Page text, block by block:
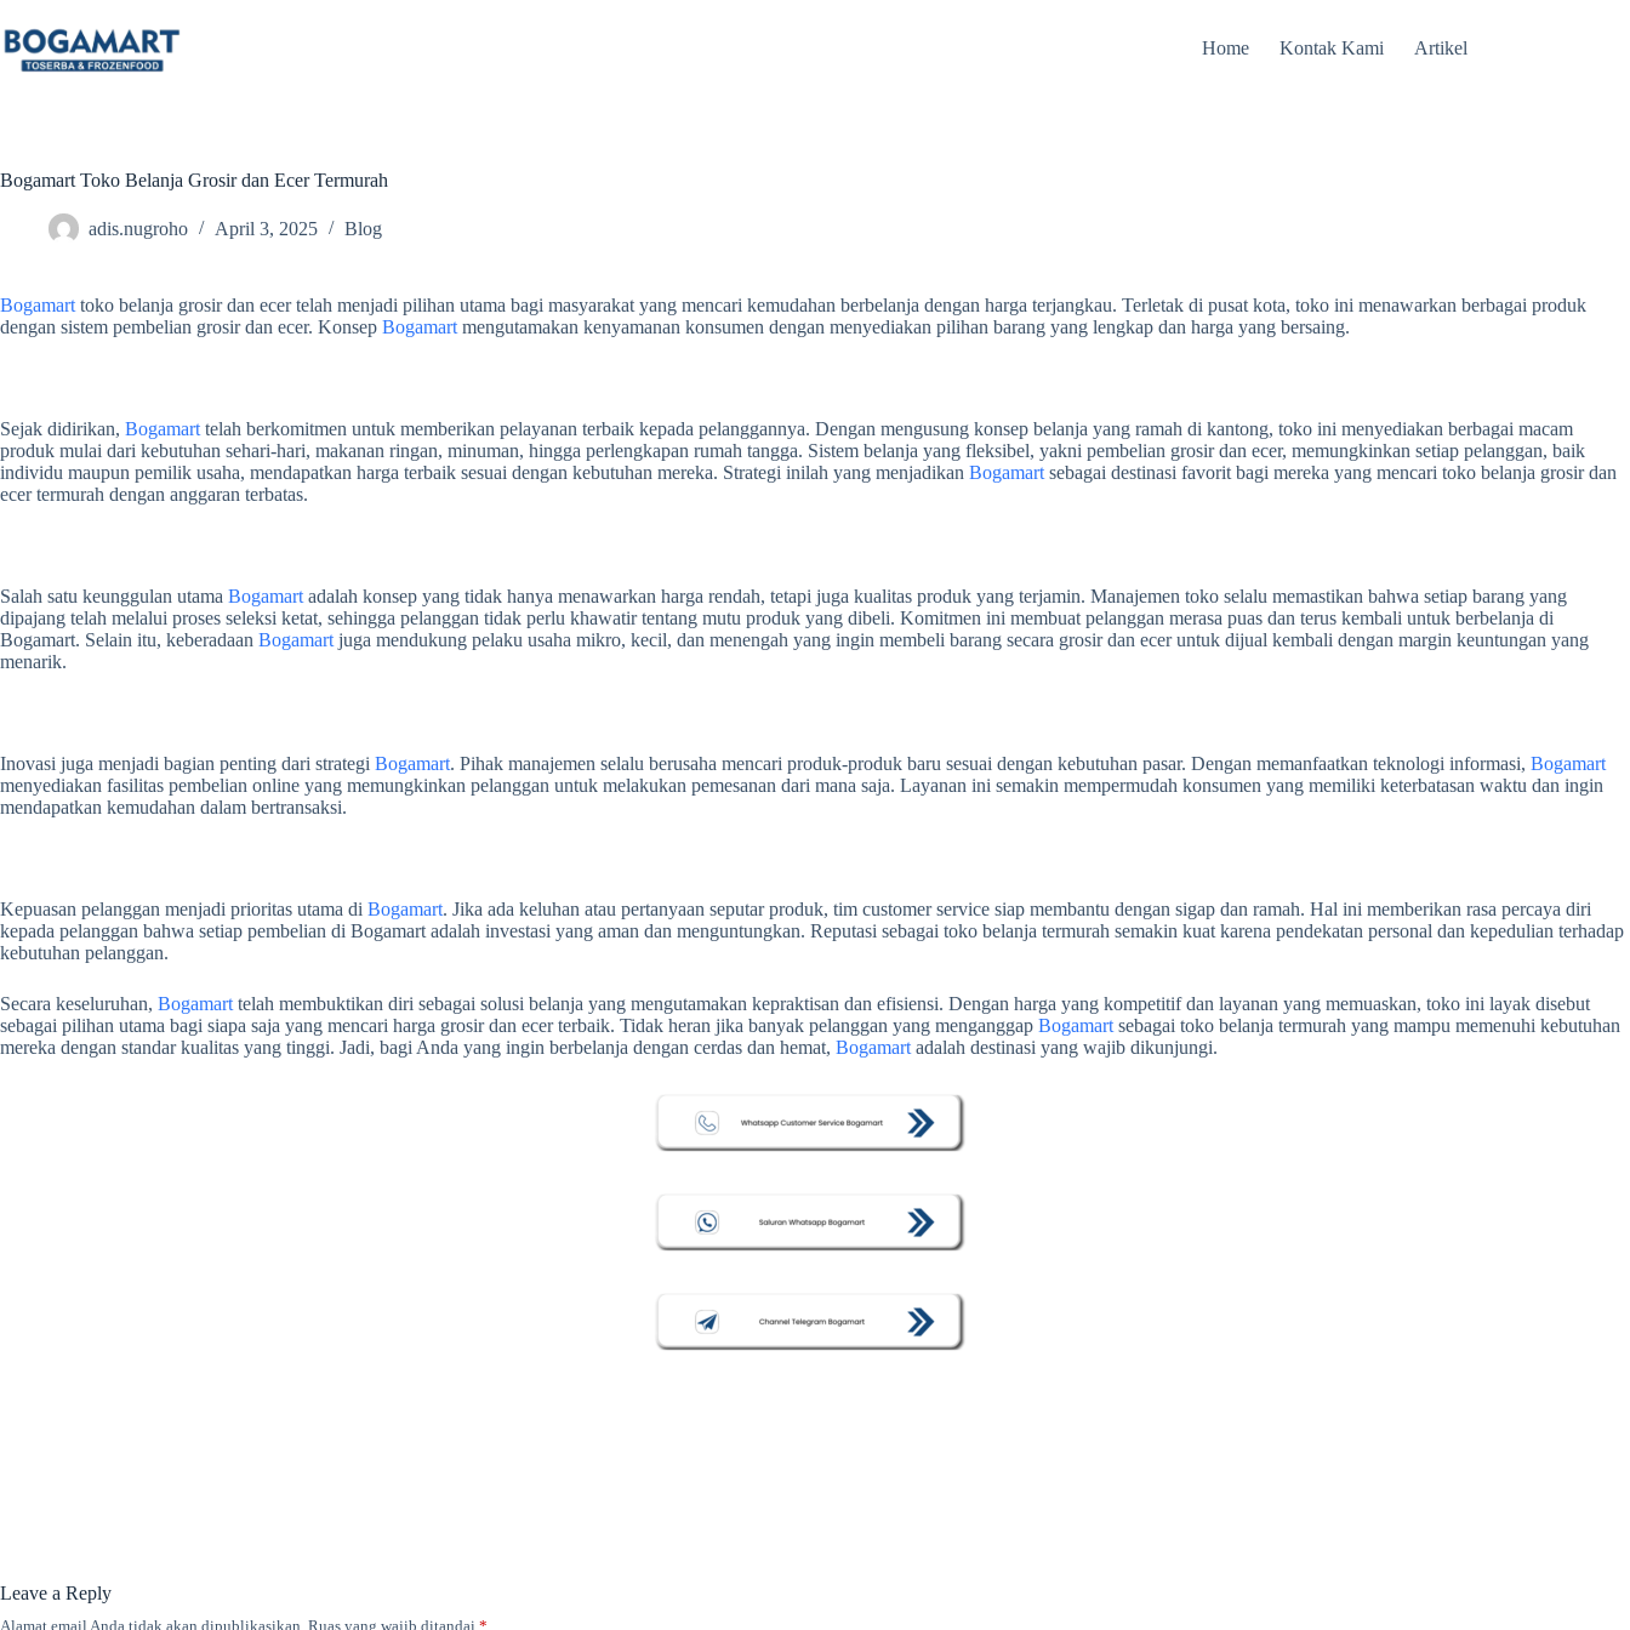
Home Kontak Kami Artikel
Bogamart Toko Belanja Grosir dan Ecer Termurah
adis.nugroho April 3, 2025 Blog
Bogamart toko belanja grosir dan ecer telah menjadi pilihan utama bagi masyarakat yang mencari kemudahan berbelanja dengan harga terjangkau. Terletak di pusat kota, toko ini menawarkan berbagai produk
dengan sistem pembelian grosir dan ecer. Konsep Bogamart mengutamakan kenyamanan konsumen dengan menyediakan pilihan barang yang lengkap dan harga yang bersaing.
Sejak didirikan, Bogamart telah berkomitmen untuk memberikan pelayanan terbaik kepada pelanggannya. Dengan mengusung konsep belanja yang ramah di kantong, toko ini menyediakan berbagai macam
produk mulai dari kebutuhan sehari-hari, makanan ringan, minuman, hingga perlengkapan rumah tangga. Sistem belanja yang fleksibel, yakni pembelian grosir dan ecer, memungkinkan setiap pelanggan, baik
individu maupun pemilik usaha, mendapatkan harga terbaik sesuai dengan kebutuhan mereka. Strategi inilah yang menjadikan Bogamart sebagai destinasi favorit bagi mereka yang mencari toko belanja grosir dan
ecer termurah dengan anggaran terbatas.
Salah satu keunggulan utama Bogamart adalah konsep yang tidak hanya menawarkan harga rendah, tetapi juga kualitas produk yang terjamin. Manajemen toko selalu memastikan bahwa setiap barang yang
dipajang telah melalui proses seleksi ketat, sehingga pelanggan tidak perlu khawatir tentang mutu produk yang dibeli. Komitmen ini membuat pelanggan merasa puas dan terus kembali untuk berbelanja di
Bogamart. Selain itu, keberadaan Bogamart juga mendukung pelaku usaha mikro, kecil, dan menengah yang ingin membeli barang secara grosir dan ecer untuk dijual kembali dengan margin keuntungan yang
menarik.
Inovasi juga menjadi bagian penting dari strategi Bogamart. Pihak manajemen selalu berusaha mencari produk-produk baru sesuai dengan kebutuhan pasar. Dengan memanfaatkan teknologi informasi, Bogamart
menyediakan fasilitas pembelian online yang memungkinkan pelanggan untuk melakukan pemesanan dari mana saja. Layanan ini semakin mempermudah konsumen yang memiliki keterbatasan waktu dan ingin
mendapatkan kemudahan dalam bertransaksi.
Kepuasan pelanggan menjadi prioritas utama di Bogamart. Jika ada keluhan atau pertanyaan seputar produk, tim customer service siap membantu dengan sigap dan ramah. Hal ini memberikan rasa percaya diri
kepada pelanggan bahwa setiap pembelian di Bogamart adalah investasi yang aman dan menguntungkan. Reputasi sebagai toko belanja termurah semakin kuat karena pendekatan personal dan kepedulian terhadap
kebutuhan pelanggan.
Secara keseluruhan, Bogamart telah membuktikan diri sebagai solusi belanja yang mengutamakan kepraktisan dan efisiensi. Dengan harga yang kompetitif dan layanan yang memuaskan, toko ini layak disebut
sebagai pilihan utama bagi siapa saja yang mencari harga grosir dan ecer terbaik. Tidak heran jika banyak pelanggan yang menganggap Bogamart sebagai toko belanja termurah yang mampu memenuhi kebutuhan
mereka dengan standar kualitas yang tinggi. Jadi, bagi Anda yang ingin berbelanja dengan cerdas dan hemat, Bogamart adalah destinasi yang wajib dikunjungi.
Leave a Reply
Alamat email Anda tidak akan dipublikasikan. Ruas yang wajib ditandai *